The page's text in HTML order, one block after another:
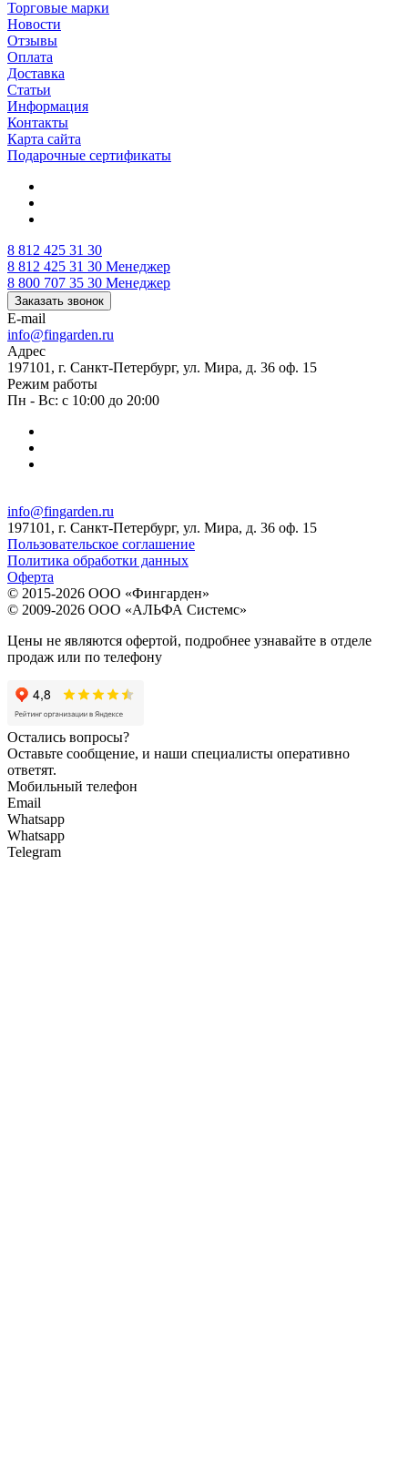
Торговые марки
Новости
Отзывы
Оплата
Доставка
Статьи
Информация
Контакты
Карта сайта
Подарочные сертификаты
8 812 425 31 30
8 812 425 31 30 Менеджер
8 800 707 35 30 Менеджер
Заказать звонок
E-mail
info@fingarden.ru
Адрес
197101, г. Санкт-Петербург, ул. Мира, д. 36 оф. 15
Режим работы
Пн - Вс: с 10:00 до 20:00
info@fingarden.ru
197101, г. Санкт-Петербург, ул. Мира, д. 36 оф. 15
Пользовательское соглашение
Политика обработки данных
Оферта
© 2015-2026 ООО «Фингарден»
© 2009-2026 ООО «АЛЬФА Системс»
Цены не являются офертой, подробнее узнавайте в отделе
продаж или по телефону
Остались вопросы?
Оставьте сообщение, и наши специалисты оперативно
ответят.
Мобильный телефон
Email
Whatsapp
Whatsapp
Telegram